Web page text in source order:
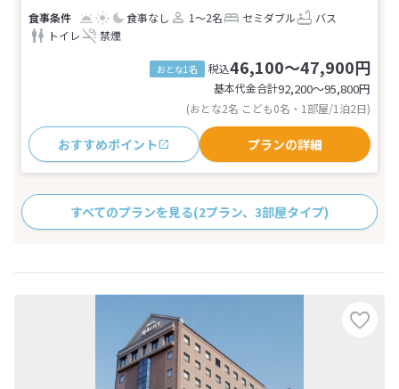
食事なし 1～2名 セミダブル
バス
トイレ
禁煙
おとな1名 税込46,100～47,900円
基本代金合計92,200〜95,800円
(おとな2名 こども0名・1部屋/1泊2日)
おすすめポイント プランの詳細
すべてのプランを見る(2プラン、3部屋タイプ)